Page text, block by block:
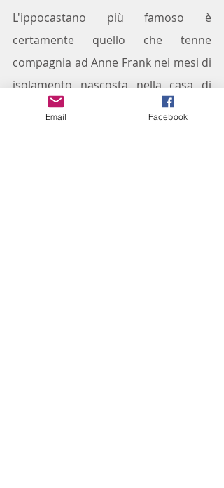
L'ippocastano più famoso è
certamente quello che tenne
compagnia ad Anne Frank nei mesi di
isolamento nascosta nella casa di
Amsterdam, era l'unica cosa che si
Email Facebook